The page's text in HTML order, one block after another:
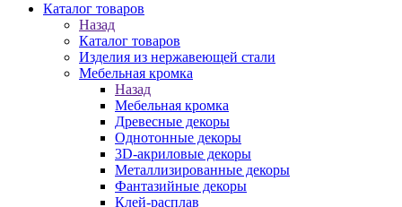
Каталог товаров
Назад
Каталог товаров
Изделия из нержавеющей стали
Мебельная кромка
Назад
Мебельная кромка
Древесные декоры
Однотонные декоры
3D-акриловые декоры
Металлизированные декоры
Фантазийные декоры
Клей-расплав